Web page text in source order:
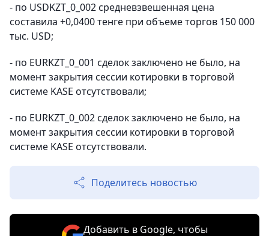
- по USDKZT_0_002 средневзвешенная цена
составила +0,0400 тенге при объеме торгов 150 000
тыс. USD;
- по EURKZT_0_001 сделок заключено не было, на
момент закрытия сессии котировки в торговой
системе KASE отсутствовали;
- по EURKZT_0_002 сделок заключено не было, на
момент закрытия сессии котировки в торговой
системе KASE отсутствовали.
Поделитесь новостью
Добавить в Google, чтобы